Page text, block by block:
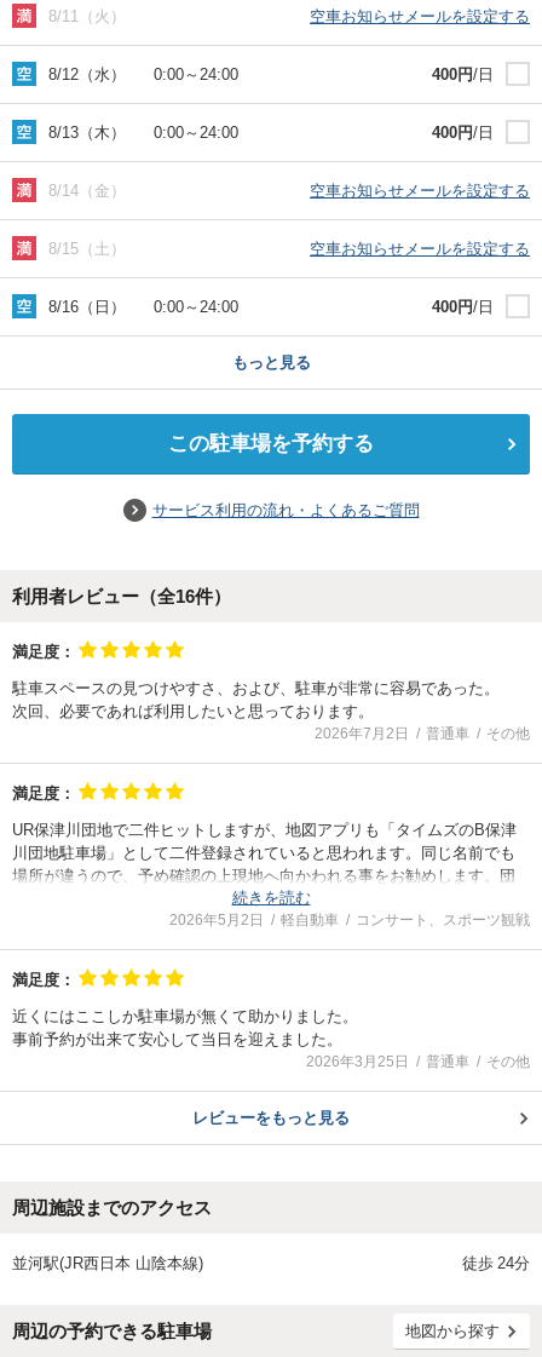
8/11（火） 空車お知らせメールを設定する
8/12（水） 0:00～ 24:00 400円/日
8/13（木） 0:00～ 24:00 400円/日
8/14（金） 空車お知らせメールを設定する
8/15（土） 空車お知らせメールを設定する
8/16（日） 0:00～ 24:00 400円/日
もっと見る
この駐車場を予約する
サービス利用の流れ・よくあるご質問
利用者レビュー（全16件）
満足度：
駐車スペースの見つけやすさ、および、駐車が非常に容易であった。
次回、必要であれば利用したいと思っております。
2026年7月2日 普通車 その他
満足度：
UR保津川団地で二件ヒットしますが、地図アプリも「タイムズのB保津
川団地駐車場」として二件登録されていると思われます。同じ名前でも
場所が違うので、予め確認の上現地へ向かわれる事をお勧めします。団
地内は広いものの、徐行しつつ駐車場列の端の番号を見ながら進めば、
案外簡単に見つける事が出来ました。
続きを読む
2026年5月2日 軽自動車 コンサート、スポーツ観戦
満足度：
近くにはここしか駐車場が無くて助かりました。
事前予約が出来て安心して当日を迎えました。
2026年3月25日 普通車 その他
レビューをもっと見る
周辺施設までのアクセス
並河駅(JR西日本 山陰本線) 徒歩 24分
周辺の予約できる駐車場 地図から探す